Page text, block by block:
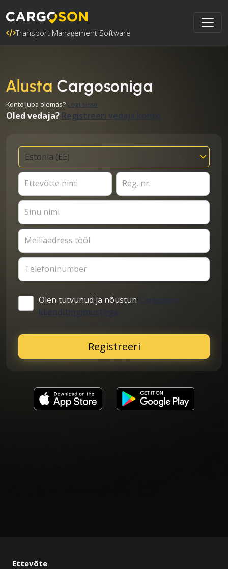
Transport Management Software
Alusta Cargosoniga
Konto juba olemas? Logi sisse
Oled vedaja? Registreeri vedaja konto
Ettevõtte nimi Reg. nr.
Sinu nimi
Meiliaadress tööl
Telefoninumber
Olen tutvunud ja nõustun
Registreeri
Ettevõte